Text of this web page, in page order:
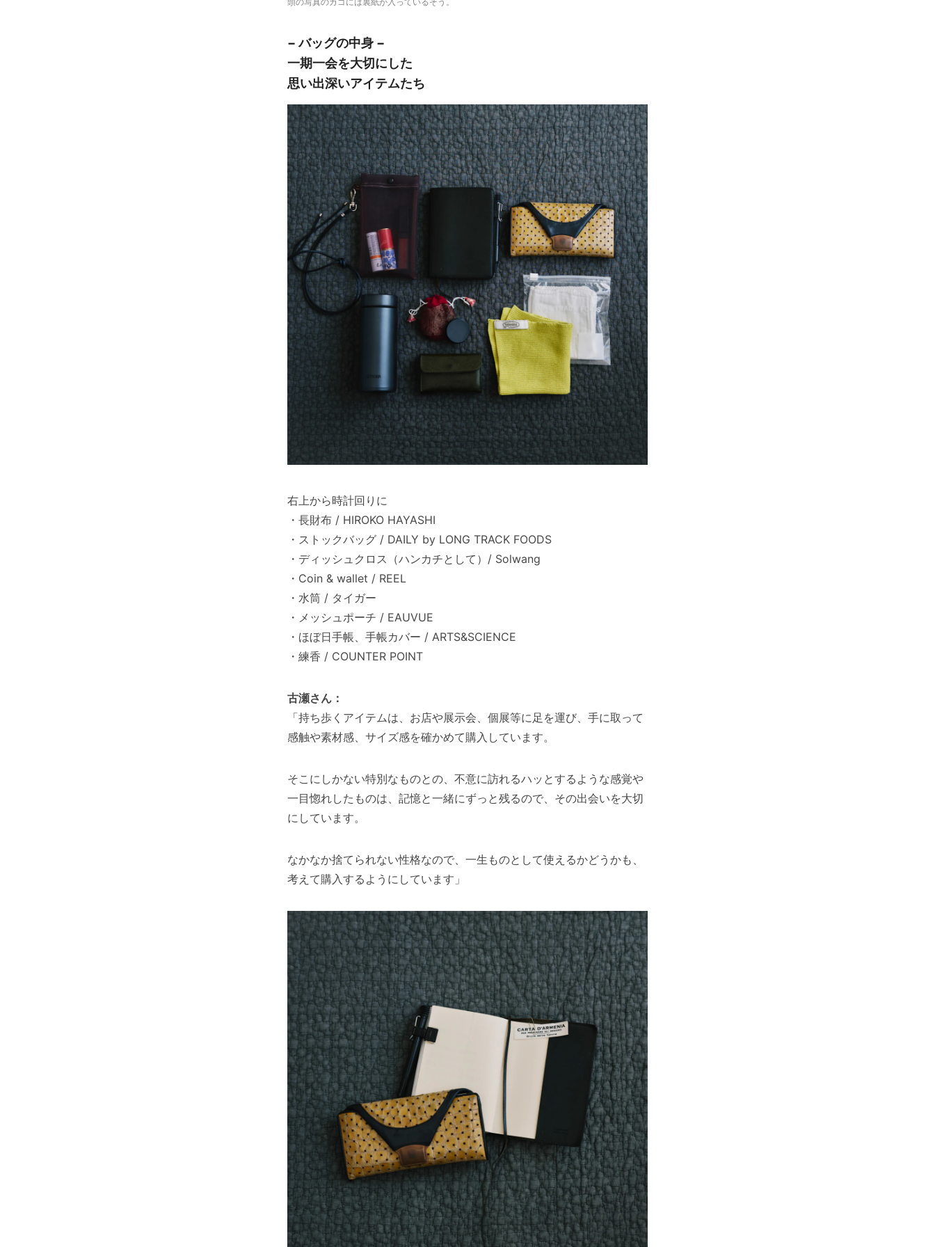
− バッグの中身 −
一期一会を大切にした
思い出深いアイテムたち
右上から時計回りに
・長財布 / HIROKO HAYASHI
・ストックバッグ / DAILY by LONG TRACK FOODS
・ディッシュクロス（ハンカチとして）/ Solwang
・Coin & wallet / REEL
・水筒 / タイガー
・メッシュポーチ / EAUVUE
・ほぼ日手帳、手帳カバー / ARTS&SCIENCE
・練香 / COUNTER POINT
古瀬さん：
「持ち歩くアイテムは、お店や展示会、個展等に足を運び、手に取って
感触や素材感、サイズ感を確かめて購入しています。
そこにしかない特別なものとの、不意に訪れるハッとするような感覚や
一目惚れしたものは、記憶と一緒にずっと残るので、その出会いを大切
にしています。
なかなか捨てられない性格なので、一生ものとして使えるかどうかも、
考えて購入するようにしています」